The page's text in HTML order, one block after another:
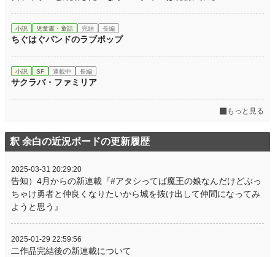
小説 児童書・童話 完結 長編
ちぐはぐバンドのラブポップ
小説 SF 連載中 長編
サクラバ・ファミリア
もっと見る
釈 余白の近況ボードの更新履歴
2025-03-31 20:29:20
告知）4月からの新連載『#アタシってば魔王の娘なんだけどぶっ
ちゃけ勇者と仲良くなりたいから城を抜け出して仲間になってみ
ようと思う』
2025-01-29 22:59:56
二作品完結後の新連載について